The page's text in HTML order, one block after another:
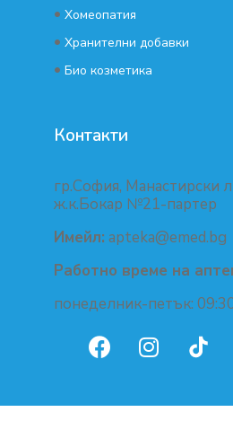
• Хомеопатия
• Хранителни добавки
• Био козметика
Контакти
гр.София, Манастирски
ж.к.Бокар №21-партер
Имейл: apteka@emed.bg
Работно време на
понеделник-петък: